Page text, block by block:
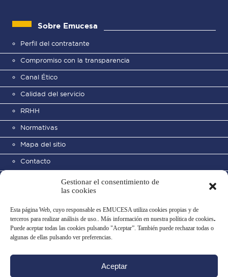
Gestionar el consentimiento de
las cookies
Esta página Web, cuyo responsable es EMUCESA utiliza cookies propias y de
terceros para realizar análisis de uso.. Más información en nuestra política de cookies.
Puede aceptar todas las cookies pulsando "Aceptar”. También puede rechazar todas o
algunas de ellas pulsando ver preferencias.
Aceptar
Cementerio Municipal de San
José
Sobre Emucesa
Perfil del contratante
Compromiso con la transparencia
Canal Ético
Calidad del servicio
RRHH
Normativas
Mapa del sitio
Contacto